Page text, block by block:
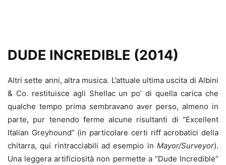
DUDE INCREDIBLE (2014)
Altri sette anni, altra musica. L’attuale ultima uscita di Albini
& Co. restituisce agli Shellac un po’ di quella carica che
qualche tempo prima sembravano aver perso, almeno in
parte, pur tenendo ferme alcune risultanti di “Excellent
Italian Greyhound” (in particolare certi riff acrobatici della
chitarra, qui rintracciabili ad esempio in Mayor/Surveyor).
Una leggera artificiosità non permette a “Dude Incredible”